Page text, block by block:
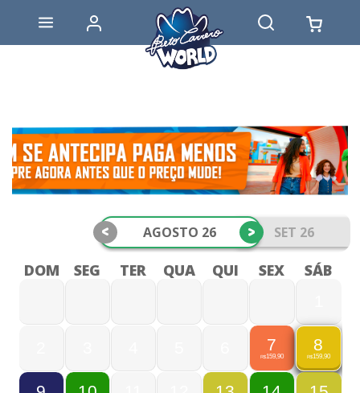
AGOSTO 26 SET 26
< >
DOM SEG TER QUA QUI SEX SÁB
7
R$159,90
8
R$159,90